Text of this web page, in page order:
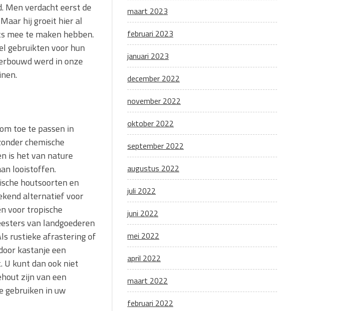
Men verdacht eerst de
hij groeit hier al
mee te maken hebben.
gebruikten voor hun
werd in onze
toe te passen in
chemische
is het van nature
looistoffen.
houtsoorten en
alternatief voor
voor tropische
van landgoederen
rustieke afrastering of
kastanje een
kunt dan ook niet
zijn van een
gebruiken in uw
maart 2023
februari 2023
januari 2023
december 2022
november 2022
oktober 2022
september 2022
augustus 2022
juli 2022
juni 2022
mei 2022
april 2022
maart 2022
februari 2022